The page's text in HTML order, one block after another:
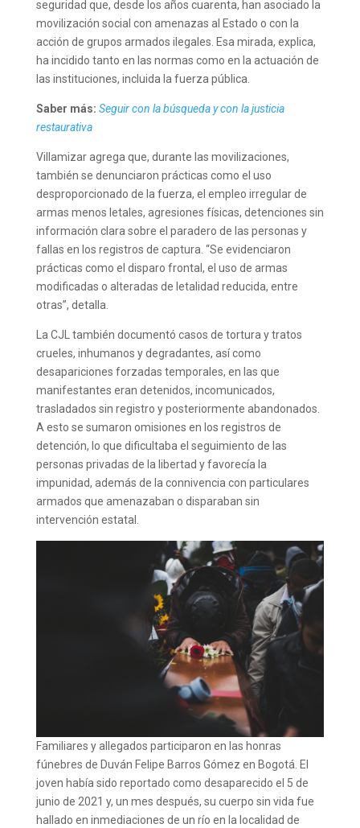
seguridad que, desde los años cuarenta, han asociado la
movilización social con amenazas al Estado o con la
acción de grupos armados ilegales. Esa mirada, explica,
ha incidido tanto en las normas como en la actuación de
las instituciones, incluida la fuerza pública.
Saber más: Seguir con la búsqueda y con la justicia
restaurativa
Villamizar agrega que, durante las movilizaciones,
también se denunciaron prácticas como el uso
desproporcionado de la fuerza, el empleo irregular de
armas menos letales, agresiones físicas, detenciones sin
información clara sobre el paradero de las personas y
fallas en los registros de captura. “Se evidenciaron
prácticas como el disparo frontal, el uso de armas
modificadas o alteradas de letalidad reducida, entre
otras”, detalla.
La CJL también documentó casos de tortura y tratos
crueles, inhumanos y degradantes, así como
desapariciones forzadas temporales, en las que
manifestantes eran detenidos, incomunicados,
trasladados sin registro y posteriormente abandonados.
A esto se sumaron omisiones en los registros de
detención, lo que dificultaba el seguimiento de las
personas privadas de la libertad y favorecía la
impunidad, además de la connivencia con particulares
armados que amenazaban o disparaban sin
intervención estatal.
Familiares y allegados participaron en las honras
fúnebres de Duván Felipe Barros Gómez en Bogotá. El
joven había sido reportado como desaparecido el 5 de
junio de 2021 y, un mes después, su cuerpo sin vida fue
hallado en inmediaciones de un río en la localidad de